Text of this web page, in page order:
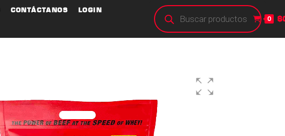
CONTÁCTANOS LOGIN
0 $